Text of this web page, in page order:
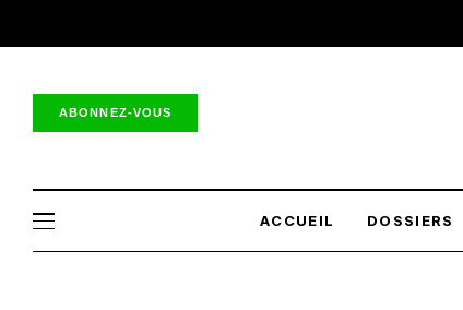
ABONNEZ-VOUS
ACCUEIL DOSSIERS